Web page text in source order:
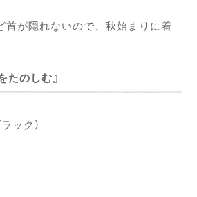
首が隠れないので、秋始まりに着
たのしむ
ック）